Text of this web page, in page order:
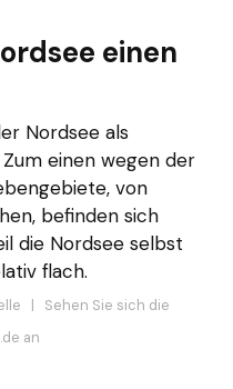
einen
Nordsee als
einen wegen der
von
befinden sich
die Nordsee selbst
flach.
| Sehen Sie sich die
an